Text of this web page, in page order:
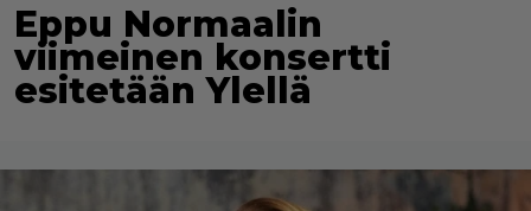
Eppu Normaalin
viimeinen konsertti
esitetään Ylellä